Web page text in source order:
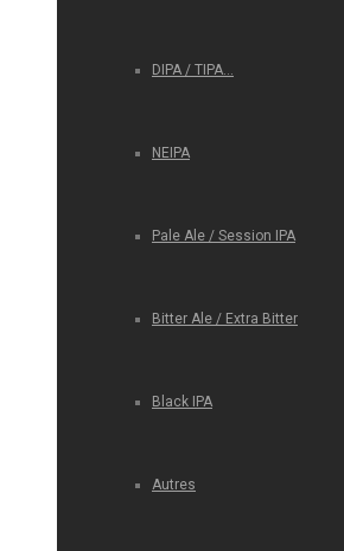
DIPA / TIPA…
NEIPA
Pale Ale / Session IPA
Bitter Ale / Extra Bitter
Black IPA
Autres